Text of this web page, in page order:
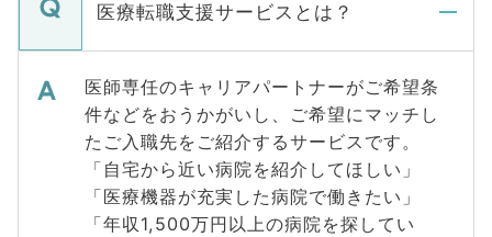
医療転職支援サービスとは？
医師専任のキャリアパートナーがご希望条
件などをおうかがいし、ご希望にマッチし
たご入職先をご紹介するサービスです。
「自宅から近い病院を紹介してほしい」
「医療機器が充実した病院で働きたい」
「年収1,500万円以上の病院を探してい